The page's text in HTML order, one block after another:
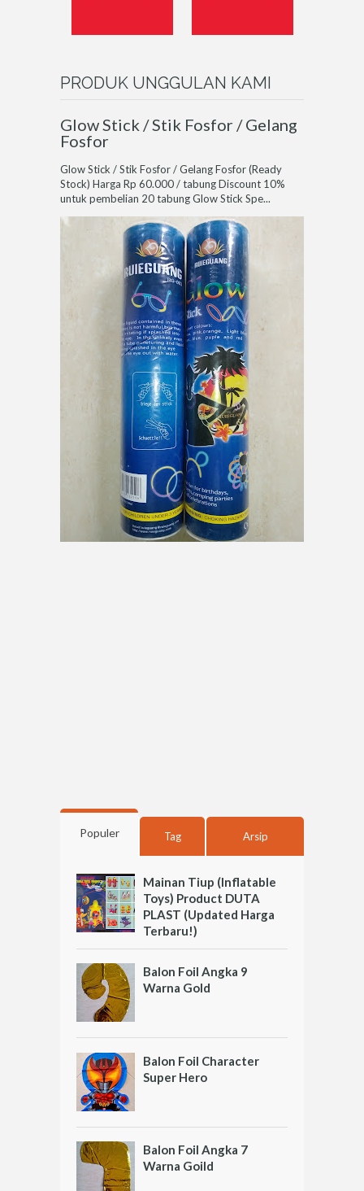
PRODUK UNGGULAN KAMI
Glow Stick / Stik Fosfor / Gelang
Fosfor
Glow Stick / Stik Fosfor / Gelang Fosfor (Ready
Stock) Harga Rp 60.000 / tabung Discount 10%
untuk pembelian 20 tabung Glow Stick Spe...
Populer Tag Arsip
Mainan Tiup (Inflatable
Toys) Product DUTA
PLAST (Updated Harga
Terbaru!)
Balon Foil Angka 9
Warna Gold
Balon Foil Character
Super Hero
Balon Foil Angka 7
Warna Goild